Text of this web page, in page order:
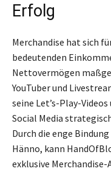
Erfolg
Merchandise hat sich
bedeutenden
Nettovermögen
YouTuber und
seine Let’s-Play-
Social Media
Durch die enge
Hänno, kann
exklusive